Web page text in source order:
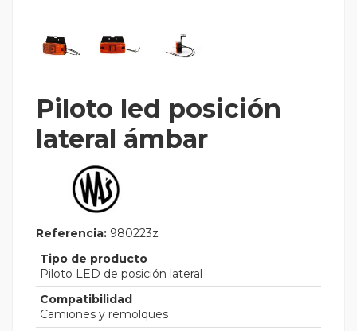
Piloto led posición
lateral ámbar
Referencia: 980223z
Tipo de producto
Piloto LED de posición lateral
Compatibilidad
Camiones y remolques